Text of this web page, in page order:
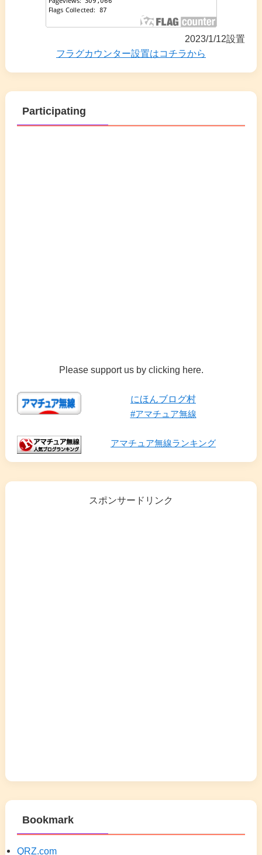
2023/1/12設置
フラグカウンター設置はコチラから
Participating
Please support us by clicking here.
にほんブログ村
#アマチュア無線
アマチュア無線ランキング
スポンサードリンク
Bookmark
QRZ.com